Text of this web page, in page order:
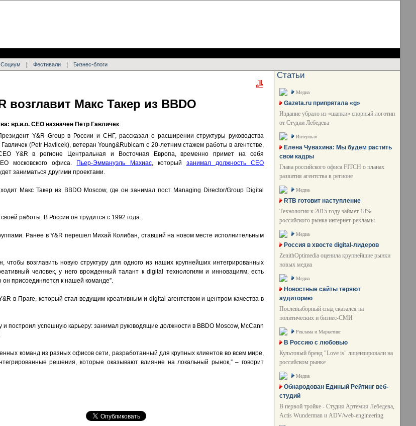
Социум Фестивали Бизнес-блоги
Макс Такер из BBDO
вр.и.о. CEO назначен Петр Гавличек
Y&R Group в России и СНГ, рассказал о расширении структуры руководства
Гавличек (Petr Havlicek), ветеран Young&Rubicam с 20-летним стажем работы в агентстве,
Y&R в регионе Центральная и Восточная Европа, временно примет на себя
московского офиса.
Пьер-Эммануэль Махиас, который занимал должность CEO
заниматься другими проектами.
Макс Такер из BBDO Moscow, где он занимал пост Managing Director/Group Digital
работы. В России он трудится с 1992 года.
Ранее в Y&R перешел Михай Колибан, ставший на новом месте исполнительным
чтобы возглавить новую структуру для одного из наших крупнейших интегрированных
человек, у него врожденный талант к digital технологиям и инновациям, есть
присоединяется к нашей команде”.
в Праге, который стал ведущим креативным и digital агентством и центром качества в
построил успешную карьеру: занимал руководящие должности в BBDO Moscow, McCann
команд из разных офисов сети, разработанный для крупных клиентов во всем мире,
решения, которые оказывают влияние на локальный рынок,” – говорит
Статьи
Медиа
Gazeta.ru припрятала «g»
Издание убрало из «шапки» спорный логотип
от Студии Лебедева
Интервью
Елена Чувахина: Мы будем растить
свои кадры
Глава российского офиса FITCH о планах
развития агентства в регионе
Медиа
RTB готовит наступление
Технология к 2015 году займет 18%
российского рынка интернет-рекламы
Медиа
Россия в хвосте digital-лидеров
ZenithOptimedia оценила крупнейшие рынки
новых медиа
Медиа
Новостные сайты теряют
аудиторию
Послевыборный спад сказался на
политических и бизнес-СМИ
Реклама и Маркетинг
В Россию с любовью
Культовый бренд "Love is" лицензировали на
российском рынке
Медиа
Обнародован Единый Рейтинг веб-
студий
В первой тройке - Студия Артемия Лебедева,
Actis Wunderman и ADV/web-engineering